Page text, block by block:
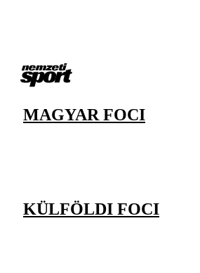
MAGYAR FOCI
KÜLFÖLDI FOCI